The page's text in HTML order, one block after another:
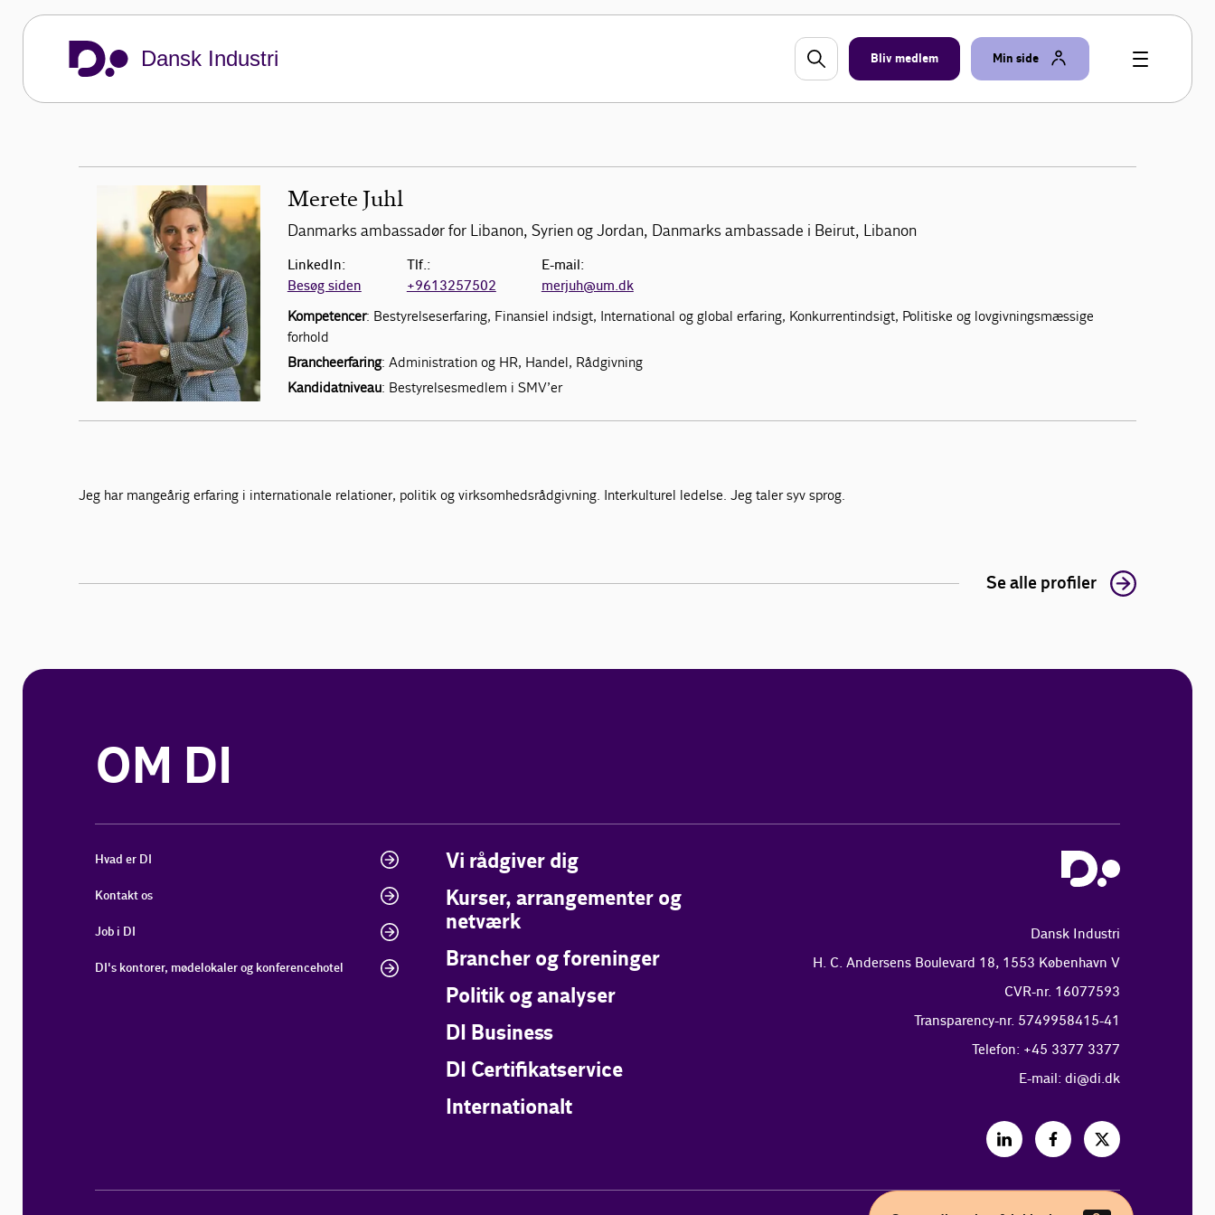
Dansk Industri Bliv medlem Min side
Merete Juhl
Danmarks ambassadør for Libanon, Syrien og Jordan, Danmarks ambassade i Beirut, Libanon
LinkedIn:
Besøg siden
Tlf.:
+9613257502
E-mail:
merjuh@um.dk
Kompetencer: Bestyrelseserfaring, Finansiel indsigt, International og global erfaring, Konkurrentindsigt, Politiske og lovgivningsmæssige
forhold
Brancheerfaring: Administration og HR, Handel, Rådgivning
Kandidatniveau: Bestyrelsesmedlem i SMV’er
Jeg har mangeårig erfaring i internationale relationer, politik og virksomhedsrådgivning. Interkulturel ledelse. Jeg taler syv sprog.
Se alle profiler
OM DI
Hvad er DI
Kontakt os
Job i DI
DI's kontorer, mødelokaler og konferencehotel
Vi rådgiver dig
Kurser, arrangementer og
netværk
Brancher og foreninger
Politik og analyser
DI Business
DI Certifikatservice
Internationalt
Dansk Industri
H. C. Andersens Boulevard 18, 1553 København V
CVR-nr. 16077593
Transparency-nr. 5749958415-41
Telefon: +45 3377 3377
E-mail: di@di.dk